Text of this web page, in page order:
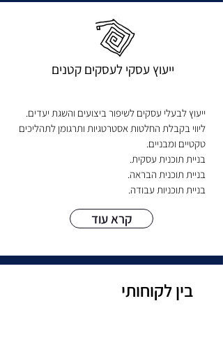
ייעוץ עסקי לעסקים קטנים
ייעוץ לבעלי עסקים לשיפור ביצועים והשגת יעדים.
ליווי בקבלת החלטות אסטרטגיות ותרגומן לתהליכים
טקטיים ומבניים.
בניית תוכנית עסקית.
בניית תוכנית הבראה.
בניית תוכניות עבודה.
קרא עוד
בין לקוחותי